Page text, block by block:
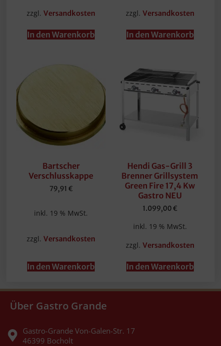
zzgl.Versandkosten
In den Warenkorb
zzgl. Versandkosten
In den Warenkorb
Bartscher
Verschlusskappe
79,91 €
inkl. 19 % MwSt.
zzgl.Versandkosten
In den Warenkorb
Hendi Gas-Grill 3
Brenner Grillsystem
Green Fire 17,4 Kw
Gastro NEU
1.099,00 €
inkl. 19 % MwSt.
zzgl. Versandkosten
In den Warenkorb
Über Gastro Grande
Gastro-Grande Von-Galen-Str. 17
46399 Bocholt